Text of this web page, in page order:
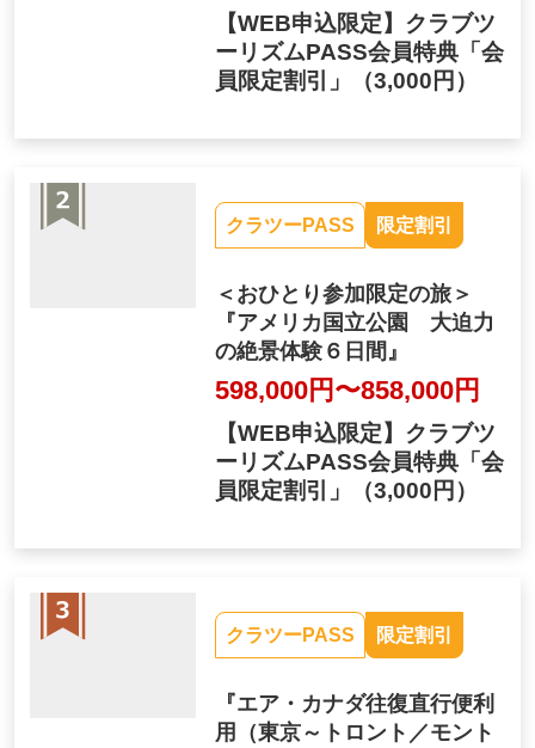
【WEB申込限定】クラブツ
ーリズムPASS会員特典「会
員限定割引」
（3,000円）
クラツーPASS 限定割引
＜おひとり参加限定の旅＞
『アメリカ国立公園 大迫力
の絶景体験６日間』
598,000円〜858,000円
【WEB申込限定】クラブツ
ーリズムPASS会員特典「会
員限定割引」
（3,000円）
クラツーPASS 限定割引
『エア・カナダ往復直行便利
用（東京～トロント／モント